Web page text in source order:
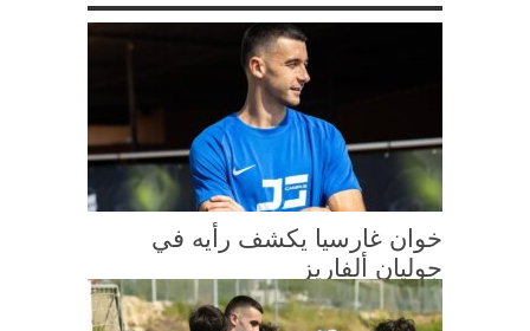
خوان غارسيا يكشف رأيه في
جوليان ألفاريز